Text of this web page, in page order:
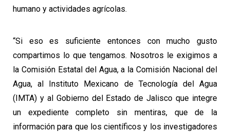
humano y actividades agrícolas.
“Si eso es suficiente entonces con mucho gusto
compartimos lo que tengamos. Nosotros le exigimos a
la Comisión Estatal del Agua, a la Comisión Nacional del
Agua, al Instituto Mexicano de Tecnología del Agua
(IMTA) y al Gobierno del Estado de Jalisco que integre
un expediente completo sin mentiras, que de la
información para que los científicos y los investigadores